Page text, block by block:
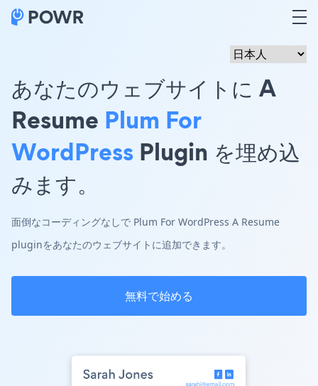
あなたのウェブサイトに A
Resume Plum For
WordPress Plugin を埋め込
みます。
面倒なコーディングなしで Plum For WordPress A Resume
pluginをあなたのウェブサイトに追加できます。
無料で始める